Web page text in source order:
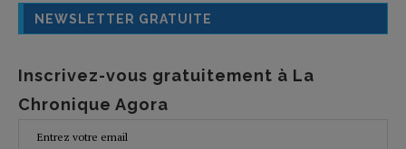
NEWSLETTER GRATUITE
Inscrivez-vous gratuitement à La
Chronique Agora